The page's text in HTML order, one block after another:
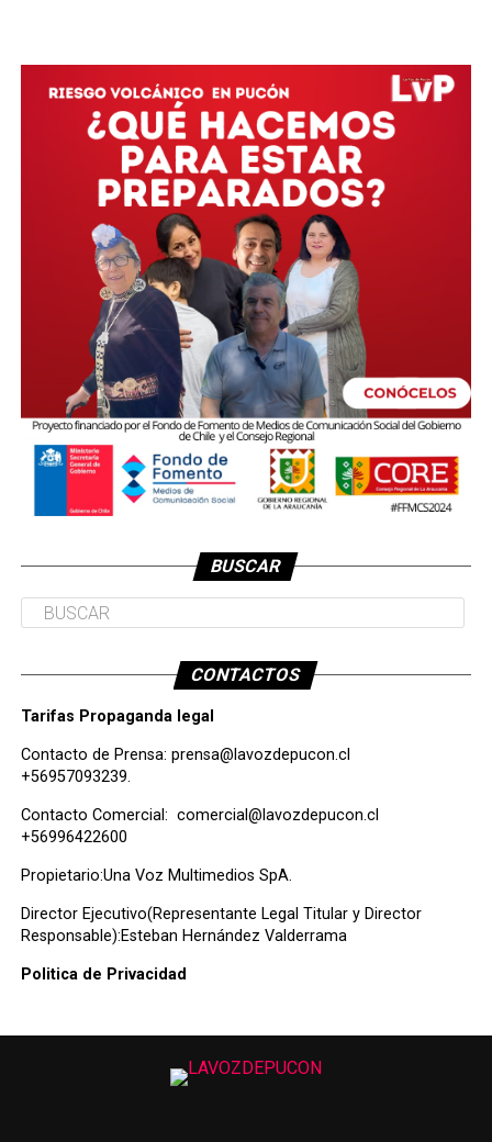
BUSCAR
CONTACTOS
Tarifas Propaganda legal
Contacto de Prensa: prensa@lavozdepucon.cl
+56957093239.
Contacto Comercial: comercial@lavozdepucon.cl
+56996422600
Propietario:Una Voz Multimedios SpA.
Director Ejecutivo(Representante Legal Titular y Director
Responsable):Esteban Hernández Valderrama
Politica de Privacidad